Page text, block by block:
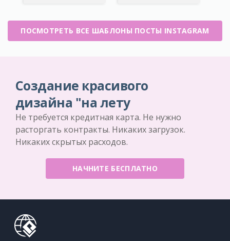
ПОСМОТРЕТЬ ВСЕ ШАБЛОНЫ ПОСТЫ INSTAGRAM
Создание красивого
дизайна "на лету
Не требуется кредитная карта. Не нужно
расторгать контракты. Никаких загрузок.
Никаких скрытых расходов.
НАЧНИТЕ БЕСПЛАТНО